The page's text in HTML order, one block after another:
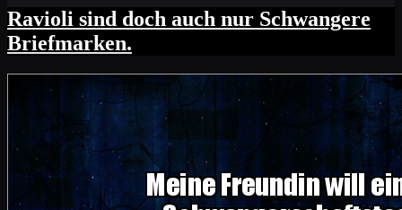
Ravioli sind doch auch nur Schwangere
Briefmarken.